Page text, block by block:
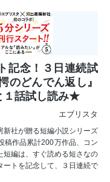
記念！３日連続試
のどんでん返し』
１話試し読み★
エブリスタ
新社が贈る短編小説シリーズ
稿作品累計200万作品、コン
編は、すぐ読める短さなの
ートを記念して、３日連続で